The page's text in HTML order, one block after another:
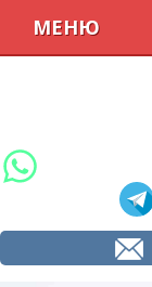
МЕНЮ